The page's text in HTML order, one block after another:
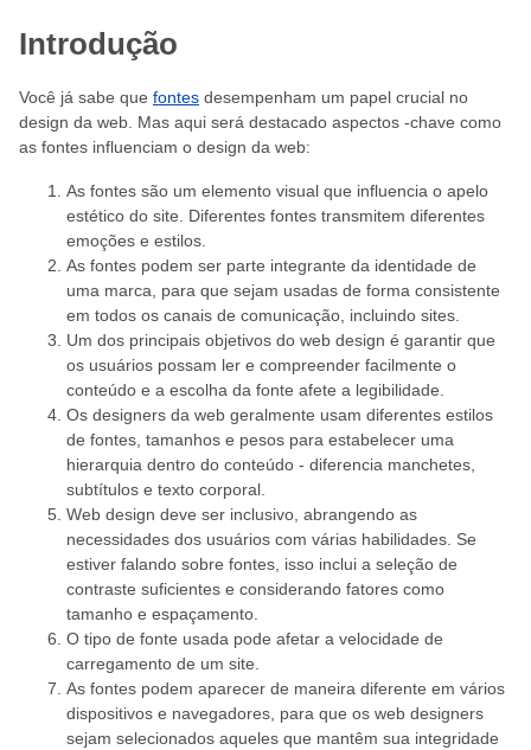
Introdução
Você já sabe que fontes desempenham um papel crucial no
design da web. Mas aqui será destacado aspectos -chave como
as fontes influenciam o design da web:
As fontes são um elemento visual que influencia o apelo
estético do site. Diferentes fontes transmitem diferentes
emoções e estilos.
As fontes podem ser parte integrante da identidade de
uma marca, para que sejam usadas de forma consistente
em todos os canais de comunicação, incluindo sites.
Um dos principais objetivos do web design é garantir que
os usuários possam ler e compreender facilmente o
conteúdo e a escolha da fonte afete a legibilidade.
Os designers da web geralmente usam diferentes estilos
de fontes, tamanhos e pesos para estabelecer uma
hierarquia dentro do conteúdo - diferencia manchetes,
subtítulos e texto corporal.
Web design deve ser inclusivo, abrangendo as
necessidades dos usuários com várias habilidades. Se
estiver falando sobre fontes, isso inclui a seleção de
contraste suficientes e considerando fatores como
tamanho e espaçamento.
O tipo de fonte usada pode afetar a velocidade de
carregamento de um site.
As fontes podem aparecer de maneira diferente em vários
dispositivos e navegadores, para que os web designers
sejam selecionados aqueles que mantêm sua integridade